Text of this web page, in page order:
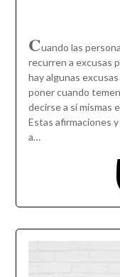
Cuando las
recurren a excusas
hay algunas
poner cuando
decirse a sí mismas
Estas afirmaciones
a…